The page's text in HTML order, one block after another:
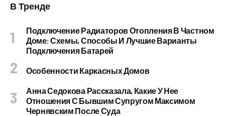
В Тренде
Подключение Радиаторов Отопления В Частном
Доме: Схемы, Способы И Лучшие Варианты
Подключения Батарей
Особенности Каркасных Домов
Анна Седокова Рассказала, Какие У Нее
Отношения С Бывшим Супругом Максимом
Чернявским После Суда